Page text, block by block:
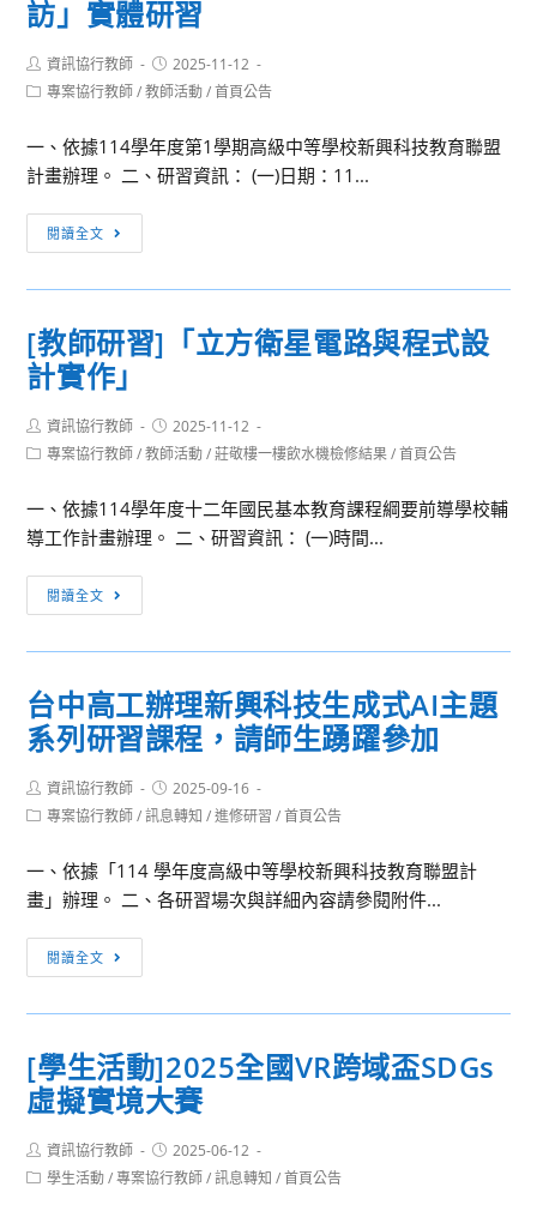
任
務
日
空
火
科
學
營」
訪」實體研習
Post
author:
資訊協行教師
Post
published:
2025-11-12
Post專案協行教師 / 教師活動 / 首頁公告
一、依據114學年度第1學期高級中等學校新興科技教育聯盟
計畫辦理。 二、研習資訊： (一)日期：11...
閱讀全文
師
活
「國
空
中
(TASA)
參
訪」
研
習
[教師研習]「立方衛星電路與程式設
計實作」
Post
author:
資訊協行教師
Post
published:
2025-11-12
Post專案協行教師 / 教師活動 / 莊敬樓一樓飲水機檢修結果 / 首頁公告
一、依據114學年度十二年國民基本教育課程綱要前導學校輔
導工作計畫辦理。 二、研習資訊： (一)時間...
閱讀全文
師
研
「立
方
星
電
與
程
式
實
作」
台中高工辦理新興科技生成式AI主題
系列研習課程，請師生踴躍參加
Post
author:
資訊協行教師
Post
published:
2025-09-16
Post專案協行教師 / 訊息轉知 / 進修研習 / 首頁公告
一、依據「114 學年度高級中等學校新興科技教育聯盟計
畫」辦理。 二、各研習場次與詳細內容請參閱附件...
閱讀全文
中
高
辦
理
興
科
[學生活動]2025全國VR跨域盃SDGs
虛擬實境大賽
Post
author:
資訊協行教師
Post
published:
2025-06-12
Post學生活動 / 專案協行教師 / 訊息轉知 / 首頁公告